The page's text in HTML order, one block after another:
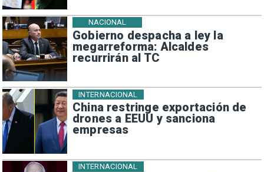
Gobierno despacha a ley la
megarreforma: Alcaldes
recurrirán al TC
NACIONAL
China restringe exportación de
drones a EEUU y sanciona
empresas
INTERNACIONAL
INTERNACIONAL